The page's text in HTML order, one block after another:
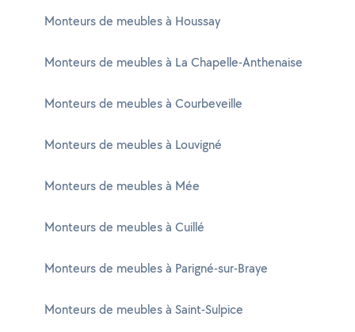
Monteurs de meubles à Houssay
Monteurs de meubles à La Chapelle-Anthenaise
Monteurs de meubles à Courbeveille
Monteurs de meubles à Louvigné
Monteurs de meubles à Mée
Monteurs de meubles à Cuillé
Monteurs de meubles à Parigné-sur-Braye
Monteurs de meubles à Saint-Sulpice